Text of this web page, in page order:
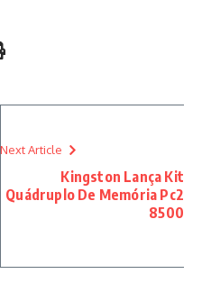
Next Article
Kingston Lança Kit
Quádruplo De Memória Pc2
8500